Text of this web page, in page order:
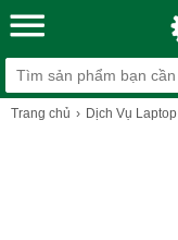
Trang chủ Dịch Vụ Laptop